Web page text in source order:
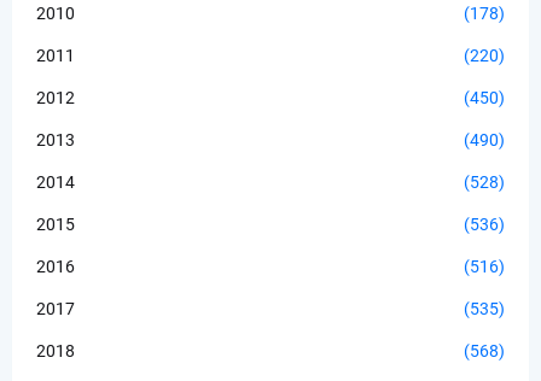
2010 (178)
2011 (220)
2012 (450)
2013 (490)
2014 (528)
2015 (536)
2016 (516)
2017 (535)
2018 (568)